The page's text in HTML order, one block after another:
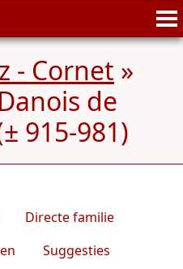
- Cornet »
de
915-981)
Directe familie
Suggesties